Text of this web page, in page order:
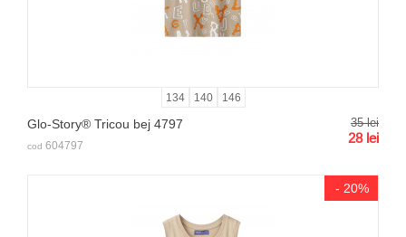
134 140 146
Glo-Story® Tricou bej 4797 35 lei
28 lei
cod 604797
- 20%